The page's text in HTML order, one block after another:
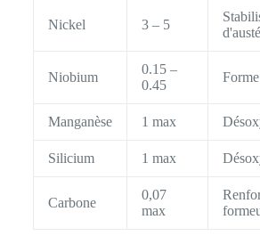
Nickel 3 – 5
Niobium
0.15 –
0.45
Manganèse 1 max
Silicium 1 max
Carbone
0,07
max